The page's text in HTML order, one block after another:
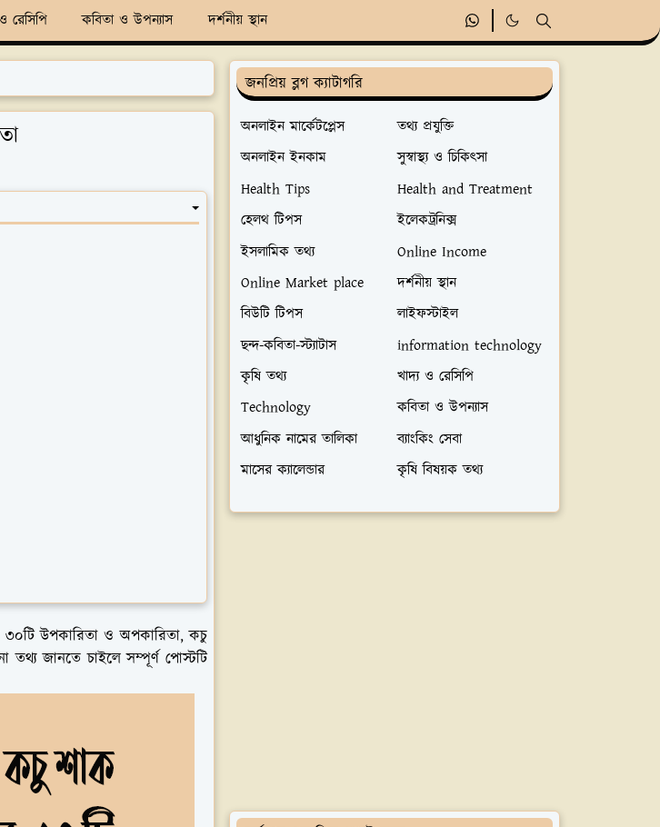
রেসিপি কবিতা ও উপন্যাস দর্শনীয় স্থান
উপকারিতা ও অপকারিতা, কচু
তথ্য জানতে চাইলে সম্পূর্ণ পোস্টটি
জনপ্রিয় ব্লগ ক্যাটাগরি
অনলাইন মার্কেটপ্লেস
তথ্য প্রযুক্তি
অনলাইন ইনকাম
সুস্বাস্থ্য ও চিকিৎসা
Health Tips
Health and Treatment
হেলথ টিপস
ইলেকট্রনিক্স
ইসলামিক তথ্য
Online Income
Online Market place
দর্শনীয় স্থান
বিউটি টিপস
লাইফস্টাইল
ছন্দ-কবিতা-স্ট্যাটাস
information technology
কৃষি তথ্য
খাদ্য ও রেসিপি
Technology
কবিতা ও উপন্যাস
আধুনিক নামের তালিকা
ব্যাংকিং সেবা
মাসের ক্যালেন্ডার
কৃষি বিষয়ক তথ্য